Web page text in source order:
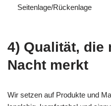
Seitenlage/Rückenlage
4) Qualität, die
Nacht merkt
Wir setzen auf Produkte und